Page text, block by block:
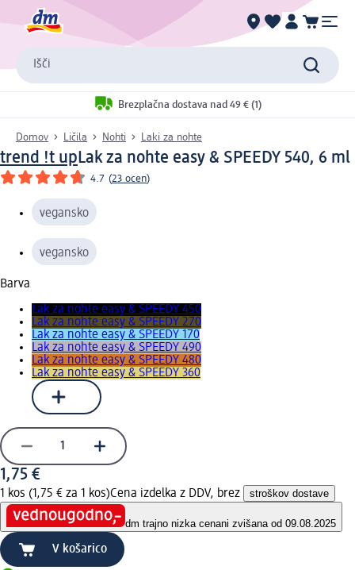
Išči
Brezplačna dostava nad 49 € (1)
Domov Ličila Nohti Laki za nohte
trend !t upLak za nohte easy & SPEEDY 540, 6 ml
4.7 (23 ocen)
vegansko
vegansko
Barva
Lak za nohte easy & SPEEDY 450
Lak za nohte easy & SPEEDY 270
Lak za nohte easy & SPEEDY 170
Lak za nohte easy & SPEEDY 490
Lak za nohte easy & SPEEDY 480
Lak za nohte easy & SPEEDY 360
1,75 €
1 kos (1,75 € za 1 kos)Cena izdelka z DDV, brez stroškov dostave
dm trajno nizka cenani zvišana od 09.08.2025
V košarico